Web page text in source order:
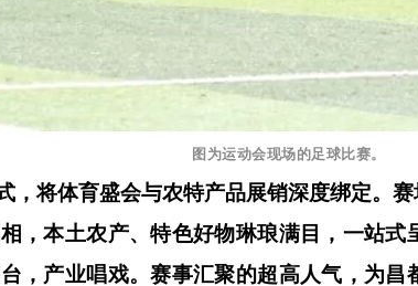
图为运动会现场的足球比赛。
，将体育盛会与农特产品展销深度绑定。赛
，本土农产、特色好物琳琅满目，一站
，产业唱戏。赛事汇聚的超高人气，为